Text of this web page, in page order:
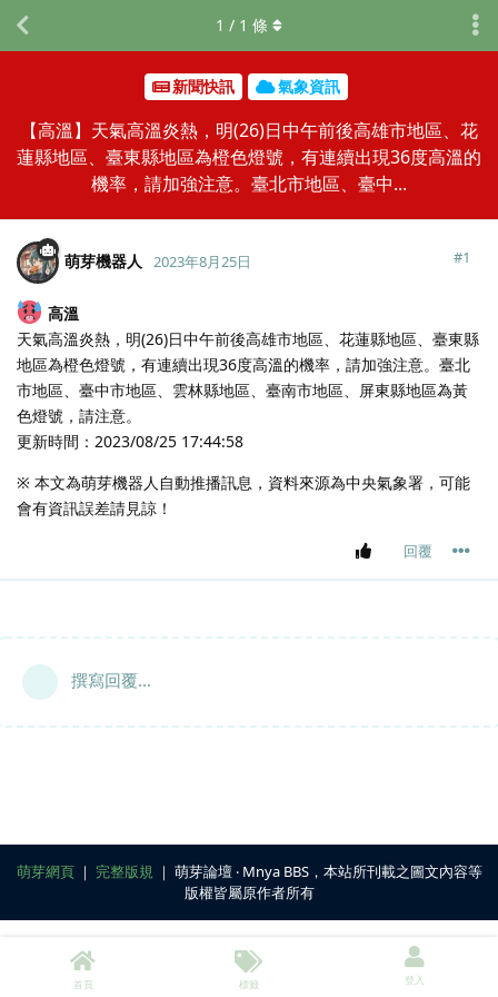
新聞快訊 氣象資訊
【高溫】天氣高溫炎熱，明(26)日中午前後高雄市地區、花
蓮縣地區、臺東縣地區為橙色燈號，有連續出現36度高溫的
機率，請加強注意。臺北市地區、臺中...
1 / 1 條
萌芽機器人 2023年8月25日 #1
高溫
天氣高溫炎熱，明(26)日中午前後高雄市地區、花蓮縣地區、臺東縣
地區為橙色燈號，有連續出現36度高溫的機率，請加強注意。臺北
市地區、臺中市地區、雲林縣地區、臺南市地區、屏東縣地區為黃
色燈號，請注意。
更新時間：2023/08/25 17:44:58
※ 本文為萌芽機器人自動推播訊息，資料來源為中央氣象署，可能
會有資訊誤差請見諒！
回覆
撰寫回覆...
萌芽網頁｜ 完整版規 ｜ 萌芽論壇 ‧ Mnya BBS，本站所刊載之圖文內容等
版權皆屬原作者所有
首頁 標籤 登入